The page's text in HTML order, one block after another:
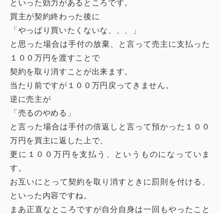
といった効力があるところです。
買主が契約終わった後に
「やっぱり買いたくないな、、、」
と思った場合は手付の放棄、と言って売主に支払った
１００万円を渡すことで
契約を取り消すことが出来ます。
当たり前ですが１００万円戻ってきません。
逆に売主が
「売るのやめる」
と言った場合は手付の倍返しと言って預かった１００
万円を買主に返した上で、
更に１００万円を支払う、というものになっていま
す。
お互いにとって契約を取り消すときに罰則を付ける、
といった内容ですね。
まあ正直なところですが自分自身は一回もやったこと